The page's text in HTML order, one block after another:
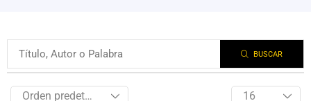
BUSCAR